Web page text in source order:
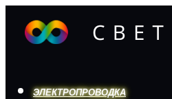
ЭЛЕКТРОПРОВОДКА